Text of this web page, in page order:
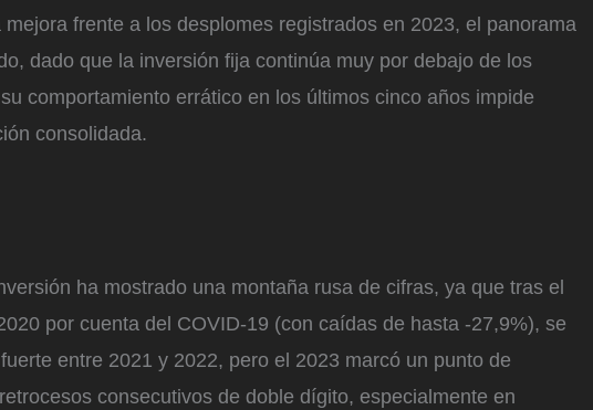
frente a los desplomes registrados en 2023, el panorama
dado que la inversión fija continúa muy por debajo de los
comportamiento errático en los últimos cinco años impide
consolidada.
ha mostrado una montaña rusa de cifras, ya que tras el
por cuenta del COVID-19 (con caídas de hasta -27,9%), se
entre 2021 y 2022, pero el 2023 marcó un punto de
consecutivos de doble dígito, especialmente en